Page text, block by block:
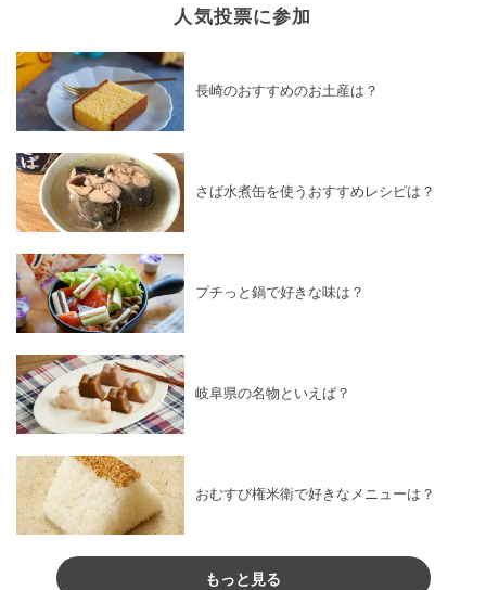
人気投票に参加
長崎のおすすめのお土産は？
さば水煮缶を使うおすすめレシピは？
プチっと鍋で好きな味は？
岐阜県の名物といえば？
おむすび権米衛で好きなメニューは？
もっと見る